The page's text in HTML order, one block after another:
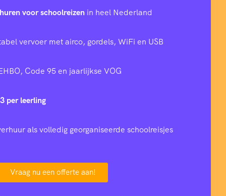
voor schoolreizen in heel Nederland
vervoer met airco, gordels, WiFi en USB
Code 95 en jaarlijkse VOG
per leerling
als volledig georganiseerde schoolreisjes
Vraag nu een offerte aan!